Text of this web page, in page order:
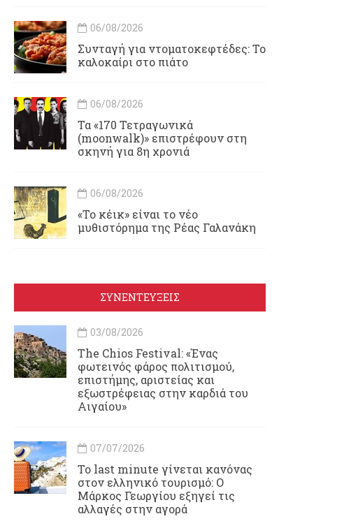
06/08/2026
Συνταγή για ντοματοκεφτέδες: Το
καλοκαίρι στο πιάτο
06/08/2026
Τα «170 Τετραγωνικά
(moonwalk)» επιστρέφουν στη
σκηνή για 8η χρονιά
06/08/2026
«Το κέικ» είναι το νέο
μυθιστόρημα της Ρέας Γαλανάκη
ΣΥΝΕΝΤΕΥΞΕΙΣ
03/08/2026
Τhe Chios Festival: «Ένας
φωτεινός φάρος πολιτισμού,
επιστήμης, αριστείας και
εξωστρέφειας στην καρδιά του
Αιγαίου»
07/07/2026
Το last minute γίνεται κανόνας
στον ελληνικό τουρισμό: Ο
Μάρκος Γεωργίου εξηγεί τις
αλλαγές στην αγορά